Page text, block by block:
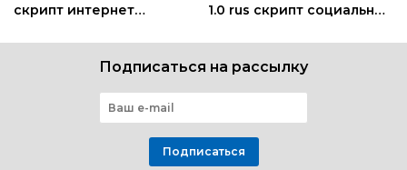
скрипт интернет
1.0 rus скрипт социальной
Подписаться на рассылку
Подписаться